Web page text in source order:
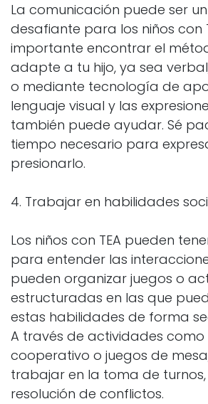
La comunicación puede ser
desafiante para los niños con
importante encontrar el
adapte a tu hijo, ya sea
o mediante tecnología de
lenguaje visual y las
también puede ayudar. Sé
tiempo necesario para
presionarlo.
4. Trabajar en habilidades
Los niños con TEA pueden
para entender las
pueden organizar juegos o
estructuradas en las que
estas habilidades de forma
A través de actividades como
cooperativo o juegos de
trabajar en la toma de
resolución de conflictos.